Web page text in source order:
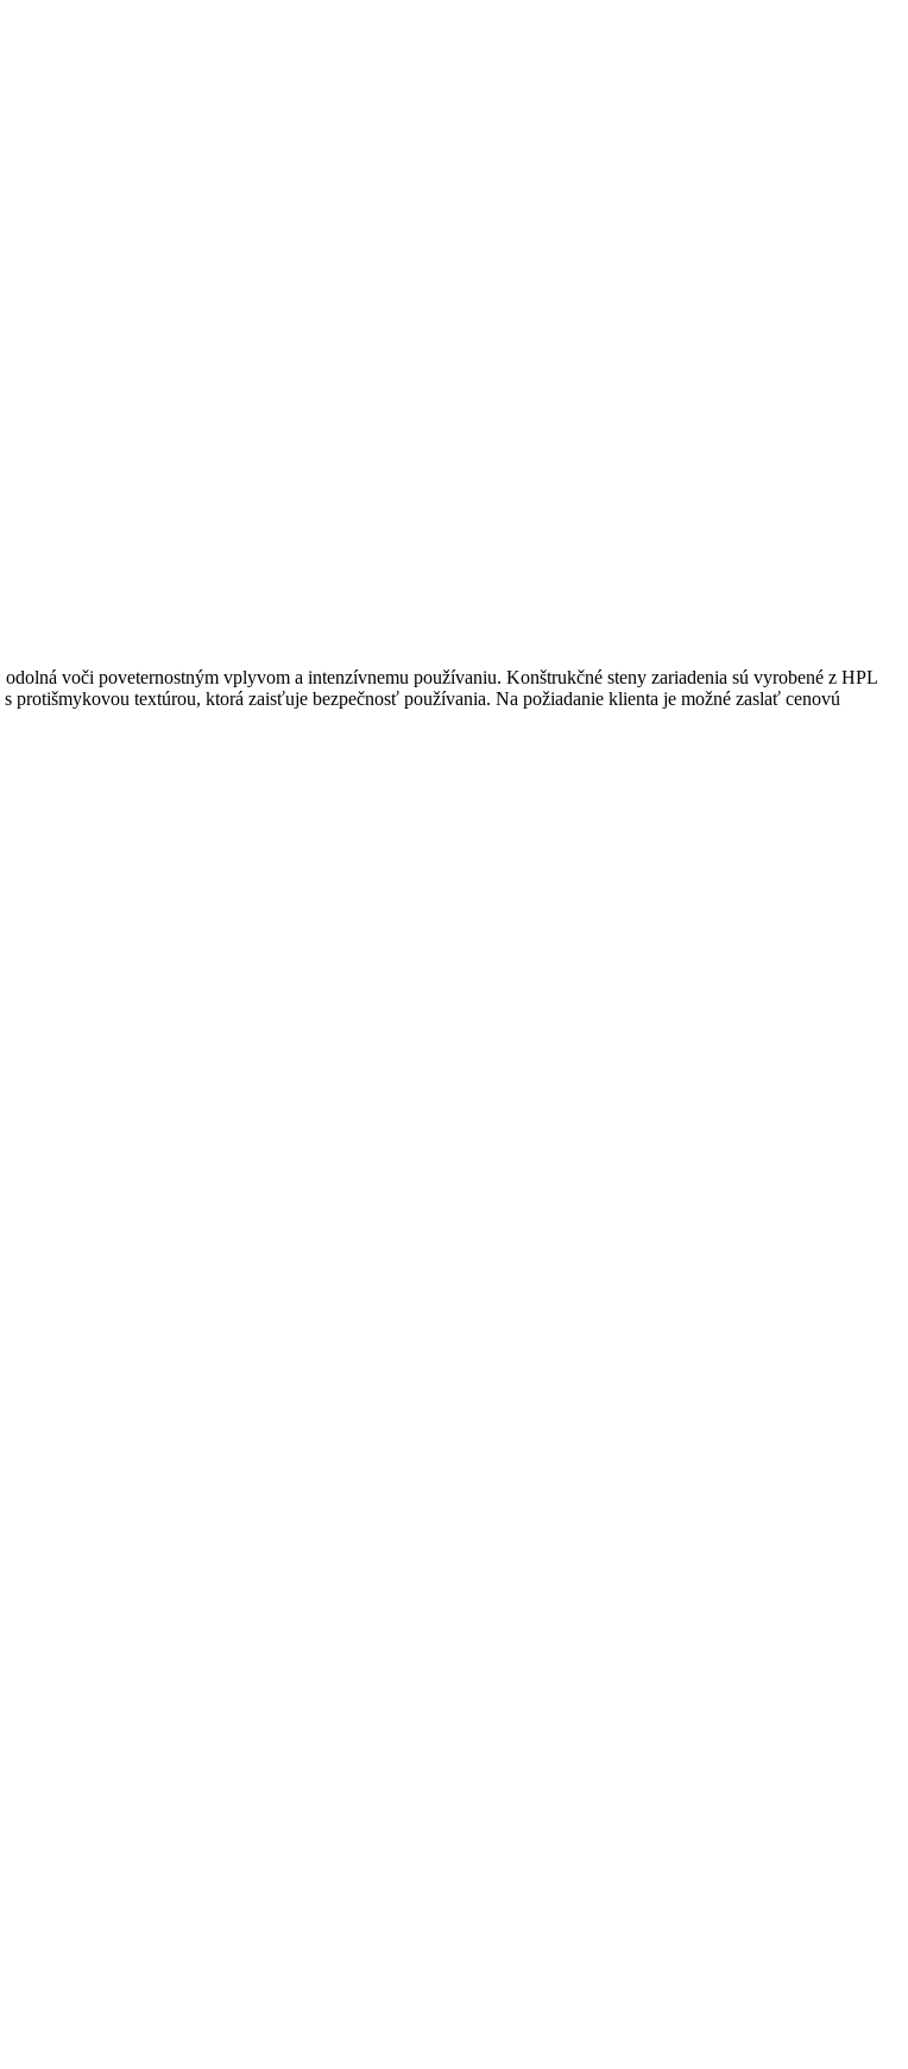
voči poveternostným vplyvom a intenzívnemu používaniu. Konštrukčné steny zariadenia sú vyrobené z HPL
textúrou, ktorá zaisťuje bezpečnosť používania. Na požiadanie klienta je možné zaslať cenovú